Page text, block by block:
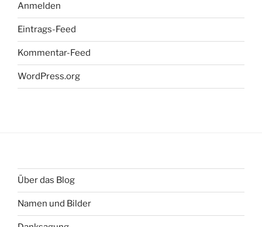
Anmelden
Eintrags-Feed
Kommentar-Feed
WordPress.org
Über das Blog
Namen und Bilder